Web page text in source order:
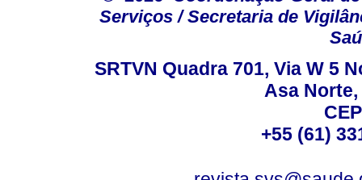
Serviços / Secretaria de
SRTVN Quadra 701, Via W 5
Asa
+55 (61)